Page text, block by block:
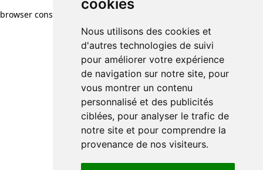
cookies
Nous utilisons des cookies et
d'autres technologies de suivi
pour améliorer votre expérience
de navigation sur notre site, pour
vous montrer un contenu
personnalisé et des publicités
ciblées, pour analyser le trafic de
notre site et pour comprendre la
provenance de nos visiteurs.
browser console for more information)